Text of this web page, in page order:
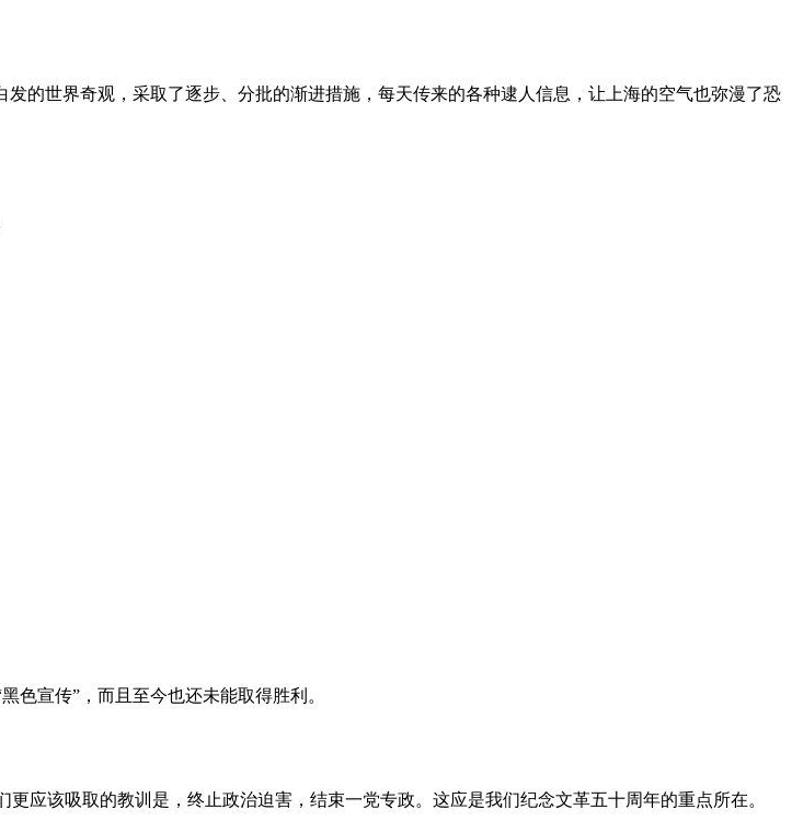
的世界奇观，采取了逐步、分批的渐进措施，每天传来的各种逮人信息，让上海的空气也弥漫了恐
色宣传”，而且至今也还未能取得胜利。
应该吸取的教训是，终止政治迫害，结束一党专政。这应是我们纪念文革五十周年的重点所在。